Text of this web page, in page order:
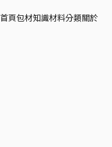
首頁包材知識材料分類關於